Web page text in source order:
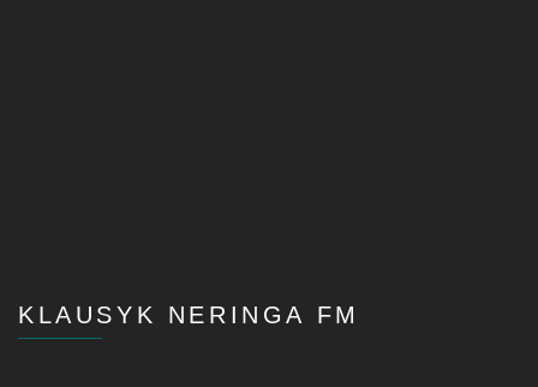
KLAUSYK NERINGA FM